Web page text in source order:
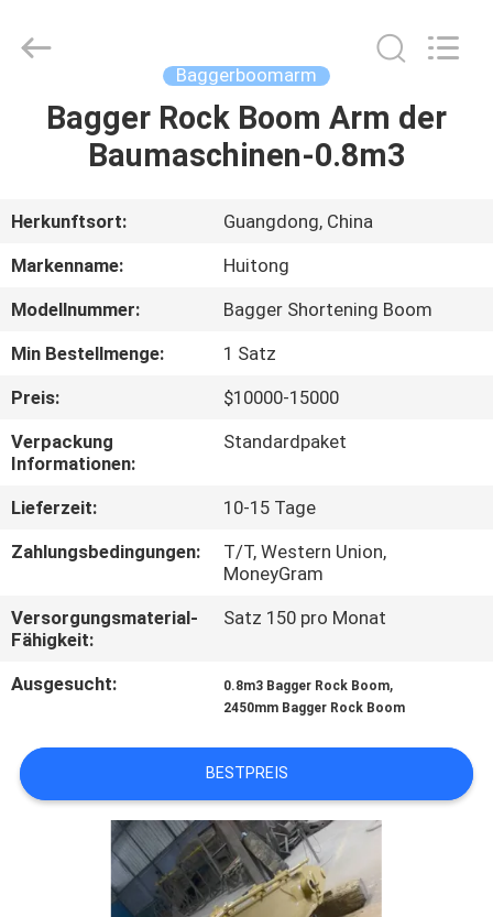
HAUSE
PRODUKTE
VR-
ÜBER
UNS
WERKSBESICHTIGUNG
QUALITÄTSKONTROLLE
NEUIGKEITEN
EIN
ANGEBOT
SEITENVERZEICHNIS
Reserved.
Baggerboomarm
Bagger Rock Boom Arm der
Baumaschinen-0.8m3
Herkunftsort:
Guangdong, China
Markenname:
Huitong
Modellnummer:
Bagger Shortening Boom
Min Bestellmenge:
1 Satz
Preis:
$10000-15000
Verpackung
Informationen:
Standardpaket
Lieferzeit:
10-15 Tage
Zahlungsbedingungen:
T/T, Western Union,
MoneyGram
Versorgungsmaterial-
Fähigkeit:
Satz 150 pro Monat
Ausgesucht: 0.8m3 Bagger Rock Boom,
2450mm Bagger Rock Boom
BESTPREIS